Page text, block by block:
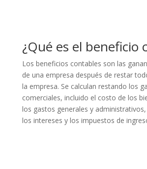
¿Qué es el beneficio
Los beneficios contables son las
de una empresa después de restar
la empresa. Se calculan restando los
comerciales, incluido el costo de los
los gastos generales y
los intereses y los impuestos de